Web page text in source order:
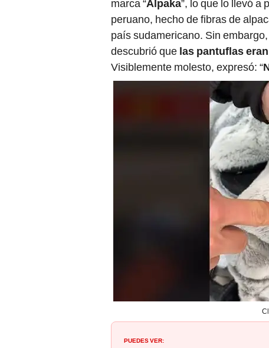
marca “Alpaka”, lo que lo llevó a
peruano, hecho de fibras de
país sudamericano. Sin
descubrió que las pantuflas
Visiblemente molesto, expresó: “
PUEDES VER: